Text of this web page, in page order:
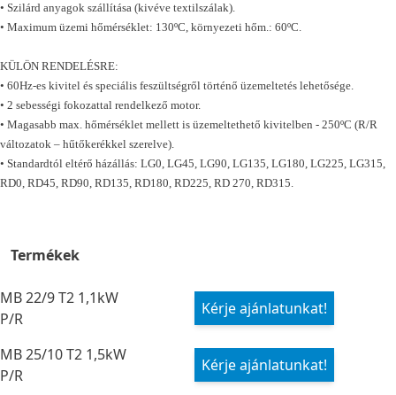
• Szilárd anyagok szállítása (kivéve textilszálak).
• Maximum üzemi hőmérséklet: 130ºC, környezeti hőm.: 60ºC.
KÜLÖN RENDELÉSRE:
• 60Hz-es kivitel és speciális feszültségről történő üzemeltetés lehetősége.
• 2 sebességi fokozattal rendelkező motor.
• Magasabb max. hőmérséklet mellett is üzemeltethető kivitelben - 250ºC (R/R
változatok – hűtőkerékkel szerelve).
• Standardtól eltérő házállás: LG0, LG45, LG90, LG135, LG180, LG225, LG315,
RD0, RD45, RD90, RD135, RD180, RD225, RD 270, RD315.
Termékek
MB 22/9 T2 1,1kW
P/R
Kérje ajánlatunkat!
MB 25/10 T2 1,5kW
P/R
Kérje ajánlatunkat!